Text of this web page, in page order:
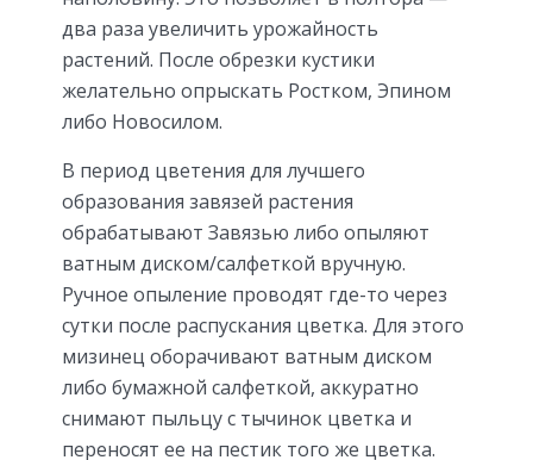
два раза увеличить урожайность
растений. После обрезки кустики
желательно опрыскать Ростком, Эпином
либо Новосилом.
В период цветения для лучшего
образования завязей растения
обрабатывают Завязью либо опыляют
ватным диском/салфеткой вручную.
Ручное опыление проводят где-то через
сутки после распускания цветка. Для этого
мизинец оборачивают ватным диском
либо бумажной салфеткой, аккуратно
снимают пыльцу с тычинок цветка и
переносят ее на пестик того же цветка.